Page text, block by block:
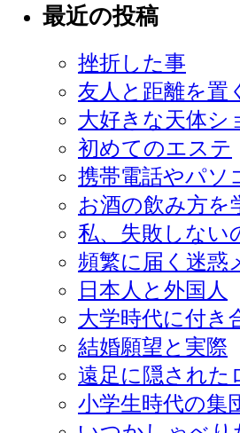
最近の投稿
挫折した事
友人と距離を置
大好きな天体シ
初めてのエステ
携帯電話やパソ
お酒の飲み方を
私、失敗しない
頻繁に届く迷惑
日本人と外国人
大学時代に付き
結婚願望と実際
遠足に隠された
小学生時代の集